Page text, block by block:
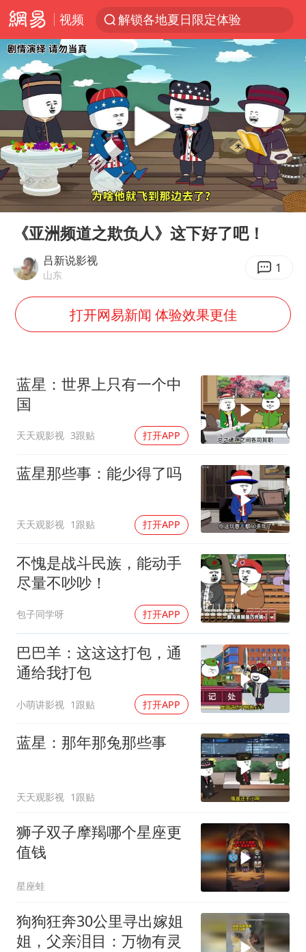
视频
解锁各地夏日限定体验
西湖突现狂风暴雨 游客瞬间被浇透
金饰克价一夜涨回1300元
新疆景区自驾服务费改为按车收费
视频丨中国东方电气集团原党组副书记、董事宋致远被查
梁家辉：到内地拍戏不是北上是回归
白海豚将正面袭击贯穿浙江
酒店回应车内过夜被收150元
几元成本 千万市值蒸发
浙江台州《告全体市民书》
香港宏福苑火灾或由烟头引起
“不怕六爷挂得多 就怕六爷挂一颗”
多个明星演唱会取消
36岁男演员成景区NPC后人气爆棚
人民的健康、体质、幸福一脉相承
Play
00:00 02:17
《亚洲频道之欺负人》这下好了吧！
吕新说影视
山东 1
打开网易新闻 体验效果更佳
蓝星：世界上只有一个中
国
天天观影视 3跟贴 打开APP
蓝星那些事：能少得了吗
天天观影视 1跟贴 打开APP
不愧是战斗民族，能动手
尽量不吵吵！
包子同学呀 打开APP
巴巴羊：这这这打包，通
通给我打包
小萌讲影视 1跟贴 打开APP
蓝星：那年那兔那些事
天天观影视 1跟贴
狮子双子摩羯哪个星座更
值钱
星座蛙
狗狗狂奔30公里寻出嫁姐
姐，父亲泪目：万物有灵